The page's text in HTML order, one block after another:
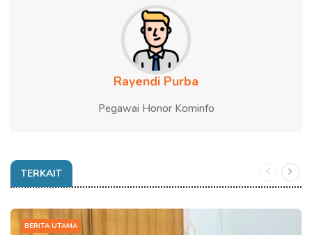
Rayendi Purba
Pegawai Honor Kominfo
TERKAIT
BERITA UTAMA